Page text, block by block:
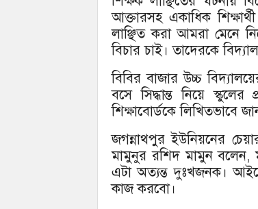
আক্তারসহ একাধিক
লাঞ্ছিত করা আমরা মেনে
বিচার চাই। তাদেরকে
বিবির বাজার উচ্চ
বসে সিদ্ধান্ত নিয়ে স্কুলের
শিক্ষাবোর্ডকে লিখিতভাবে
জগন্নাথপুর ইউনিয়নের
মামুনুর রশিদ মামুন বলেন,
এটা অত্যন্ত দুঃখজনক।
কাজ করবো।